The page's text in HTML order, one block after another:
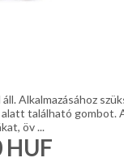
Alkalmazásához
található gombot.
öv ...
HUF